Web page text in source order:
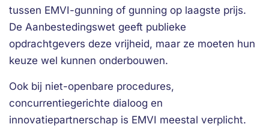
tussen EMVI-gunning of gunning op laagste prijs.
De Aanbestedingswet geeft publieke
opdrachtgevers deze vrijheid, maar ze moeten hun
keuze wel kunnen onderbouwen.
Ook bij niet-openbare procedures,
concurrentiegerichte dialoog en
innovatiepartnerschap is EMVI meestal verplicht.